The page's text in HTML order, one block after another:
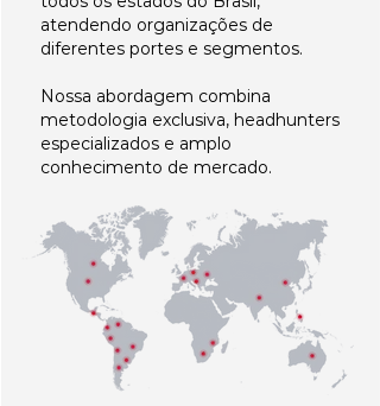
atendendo organizações de
diferentes portes e segmentos.
Nossa abordagem combina
metodologia exclusiva, headhunters
especializados e amplo
conhecimento de mercado.